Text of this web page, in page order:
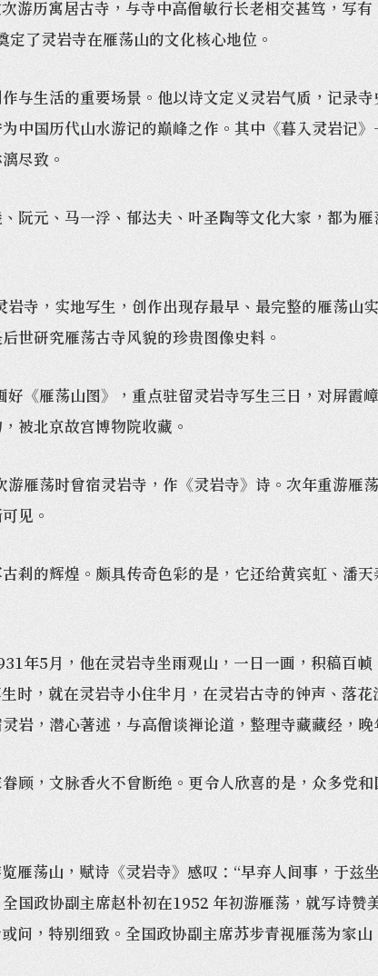
历寓居古寺，与寺中高僧敏行长老相交甚笃，写有
了灵岩寺在雁荡山的文化核心地位。
生活的重要场景。他以诗文定义灵岩气质，记录寺
中国历代山水游记的巅峰之作。其中《暮入灵岩记
尽致。
元、马一浮、郁达夫、叶圣陶等文化大家，都为雁
，实地写生，创作出现存最早、最完整的雁荡山
世研究雁荡古寺风貌的珍贵图像史料。
雁荡山图》，重点驻留灵岩寺写生三日，对屏霞
被北京故宫博物院收藏。
荡时曾宿灵岩寺，作《灵岩寺》诗。次年重游雁
见。
的辉煌。颇具传奇色彩的是，它还给黄宾虹、潘天
5月，他在灵岩寺坐雨观山，一日一画，积稿百帧
时，就在灵岩寺小住半月，在灵岩古寺的钟声、落
岩，潜心著述，与高僧谈禅论道，整理寺藏藏经，
，文脉香火不曾断绝。更令人欣喜的是，众多党和
荡山，赋诗《灵岩寺》感叹：“早弃人间事，于兹
国政协副主席赵朴初在1952 年初游雁荡，就写诗赞
问，特别细致。全国政协副主席苏步青视雁荡为家